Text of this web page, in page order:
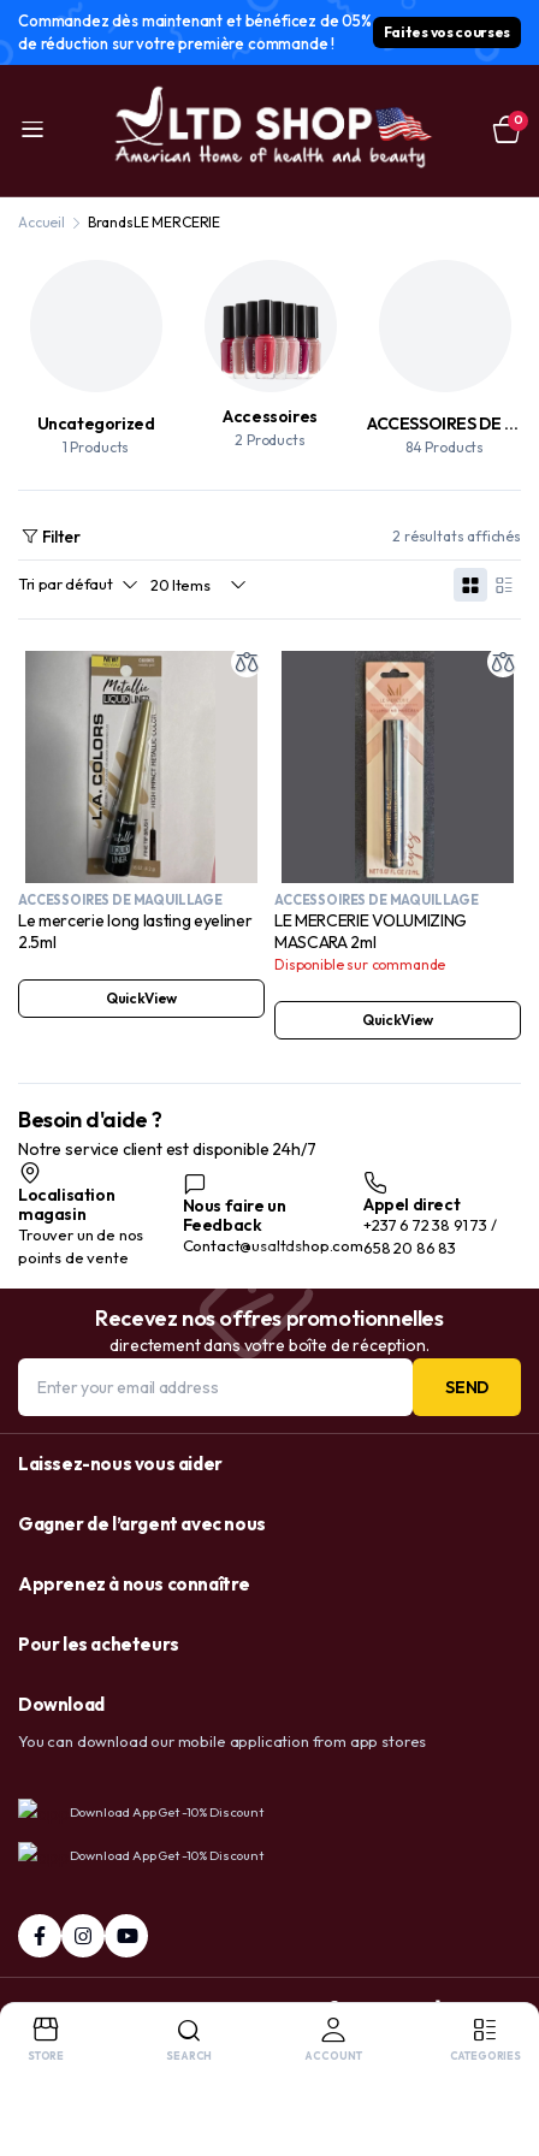
Commandez dès maintenant et bénéficez de 05%
de réduction sur votre première commande !
Faites vos courses
0
Accueil BrandsLE MERCERIE
Uncategorized
1 Products
Accessoires
2 Products
ACCESSOIRES DE MAQUILLAGE
84 Products
Filter 2 résultats affichés
ACCESSOIRES DE MAQUILLAGE
Le mercerie long lasting eyeliner
2.5ml
QuickView
ACCESSOIRES DE MAQUILLAGE
LE MERCERIE VOLUMIZING
MASCARA 2ml
Disponible sur commande
QuickView
Besoin d'aide ?
Notre service client est disponible 24h/7
Localisation
magasin
Trouver un de nos
points de vente
Nous faire un
Feedback
Contact@usaltdshop.com
Appel direct
+237 6 72 38 91 73 /
658 20 86 83
Recevez nos offres promotionnelles
directement dans votre boîte de réception.
SEND
Laissez-nous vous aider
Gagner de l’argent avec nous
Apprenez à nous connaître
Pour les acheteurs
Download
You can download our mobile application from app stores
Download App Get -10% Discount
Download App Get -10% Discount
Whatsapp
STORE SEARCH ACCOUNT CATEGORIES